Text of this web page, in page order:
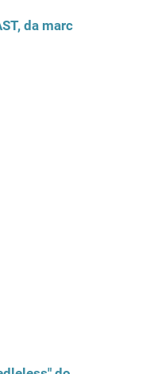
da marca JALYD